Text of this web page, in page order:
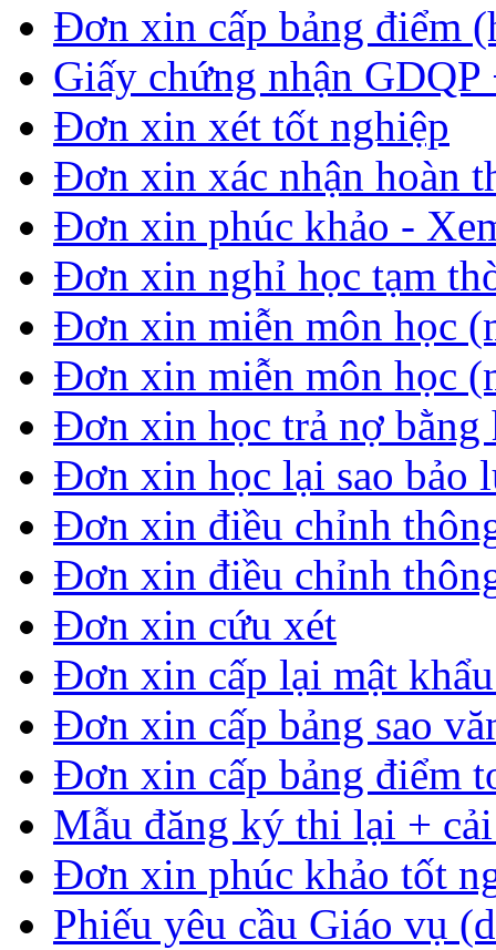
Đơn xin cấp bảng điểm
Giấy chứng nhận
Đơn xin xét tốt nghiệp
Đơn xin xác nhận hoàn
Đơn xin phúc khảo -
Đơn xin nghỉ học tạm
Đơn xin miễn môn học
Đơn xin miễn môn học
Đơn xin học trả nợ
Đơn xin học lại sao bảo
Đơn xin điều chỉnh
Đơn xin điều chỉnh
Đơn xin cứu xét
Đơn xin cấp lại mật
Đơn xin cấp bảng sao
Đơn xin cấp bảng điểm
Mẫu đăng ký thi lại +
Đơn xin phúc khảo tốt
Phiếu yêu cầu Giáo vụ